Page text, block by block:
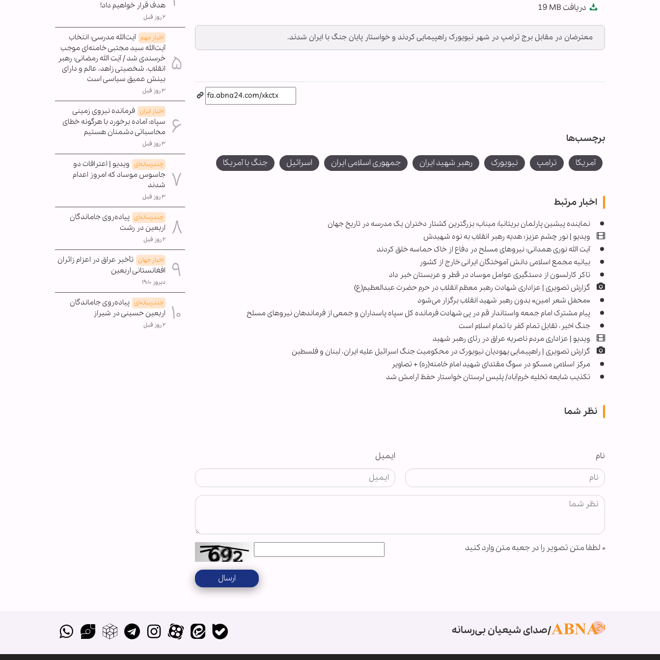
fullscreenدریافت 19 MB
معترضان در مقابل برج ترامپ در شهر نیویورک راهپیمایی کردند و خواستار پایان جنگ با ایران شدند.
برچسب‌ها
آمریکا ترامپ نیویورک رهبر شهید ایران جمهوری اسلامی ایران اسرائیل جنگ با آمریکا
اخبار مرتبط
نماینده پیشین پارلمان بریتانیا: میناب؛ بزرگترین کشتار دختران یک مدرسه در تاریخ جهان
ویدیو | نور چشم عزیز؛ هدیه رهبر انقلاب به نوه شهیدش
آیت الله نوری همدانی: نیروهای مسلح در دفاع از خاک حماسه خلق کردند
بیانیه مجمع اسلامی دانش آموختگان ایرانی خارج از کشور
تاکر کارلسون از دستگیری عوامل موساد در قطر و عربستان خبر داد
گزارش تصویری | عزاداری شهادت رهبر معظم انقلاب در حرم حضرت عبدالعظیم(ع)
«محفل شعر امین» بدون رهبر شهید انقلاب برگزار می‌شود
پیام مشترک امام جمعه واستاندار قم در پی شهادت فرمانده کل سپاه پاسداران و جمعی از فرماندهان نیروهای مسلح
جنگ اخیر، تقابل تمام کفر با تمام اسلام است
ویدیو | عزاداری مردم ناصریه عراق در رثای رهبر شهید
گزارش تصویری | راهپیمایی یهودیان نیویورک در محکومیت جنگ‌ اسرائیل علیه ایران، لبنان و فلسطین
مرکز اسلامی مسکو در سوگ مقتدای شهید امام خامنه‌(ره) + تصاویر
تکذیب شایعه تخلیه خرم‌آباد/ پلیس لرستان خواستار حفظ آرامش شد
نظر شما
نام ایمیل
* لطفا متن تصویر را در جعبه متن وارد کنید
ارسال
هدف قرار خواهیم داد!
۲ روز قبل
اخبار مهم آیت‌الله مدرسی: انتخاب
آیت‌الله سید مجتبی خامنه‌ای موجب
خرسندی شد / آیت الله رمضانی: رهبر
انقلاب، شخصیتی زاهد، عالم و دارای
بینش عمیق سیاسی است
۳ روز قبل
اخبار ایران فرمانده نیروی زمینی
سپاه: آماده برخورد با هرگونه خطای
محاسباتی دشمنان هستیم
۳ روز قبل
چندرسانه‌ای ویدیو | اعترافات دو
جاسوس موساد که امروز اعدام
شدند
۳ روز قبل
چندرسانه‌ای پیاده‌روی جاماندگان
اربعین در رشت
۲ روز قبل
اخبار جهان تأخیر عراق در اعزام زائران
افغانستانی اربعین
دیروز ۱۹:۱۰
چندرسانه‌ای پیاده‌روی جاماندگان
اربعین حسینی در شیراز
۲ روز قبل
صدای شیعیان بی‌رسانه